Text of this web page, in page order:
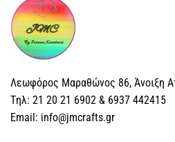
Λεωφόρος Μαραθώνος 86, Άνοιξη
Tηλ: 21 20 21 6902 & 6937 442415
Email: info@jmcrafts.gr